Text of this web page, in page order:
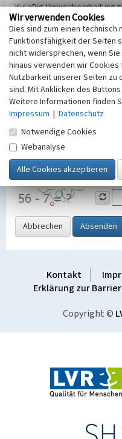
KuLaDig-Hinweisbearbeitung
Selbstverständlich werden
Telemediengesetzes, des
dem 25.05.2018 gültigen
(EU-DSGVO) vertraulich
Hinweise zumDatenschutz
Nachricht
SicherheitsabfrageTragen
Grafik ein
Abbrechen Absenden
Kontakt
Erklärung zur
Copyright ©
Wir verwenden Cookies
Dies sind zum einen
Funktionsfähigkeit der Seiten
nicht widersprechen, wenn
hinaus verwenden wir
Nutzbarkeit unserer Seiten
sind. Mit Anklicken des
Weitere Informationen finden
Impressum | Datenschutz
Notwendige Cookies
Webanalyse